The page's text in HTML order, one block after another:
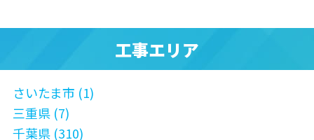
工事エリア
さいたま市 (1)
三重県 (7)
千葉県 (310)